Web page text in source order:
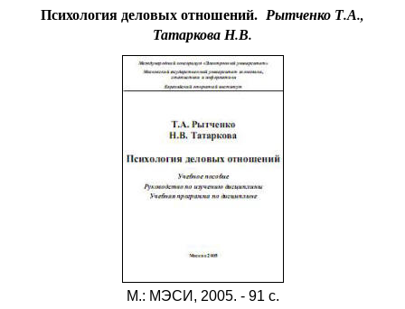
Психология деловых отношений. Рытченко Т.А.,
Татаркова Н.В.
М.: МЭСИ, 2005. - 91 с.